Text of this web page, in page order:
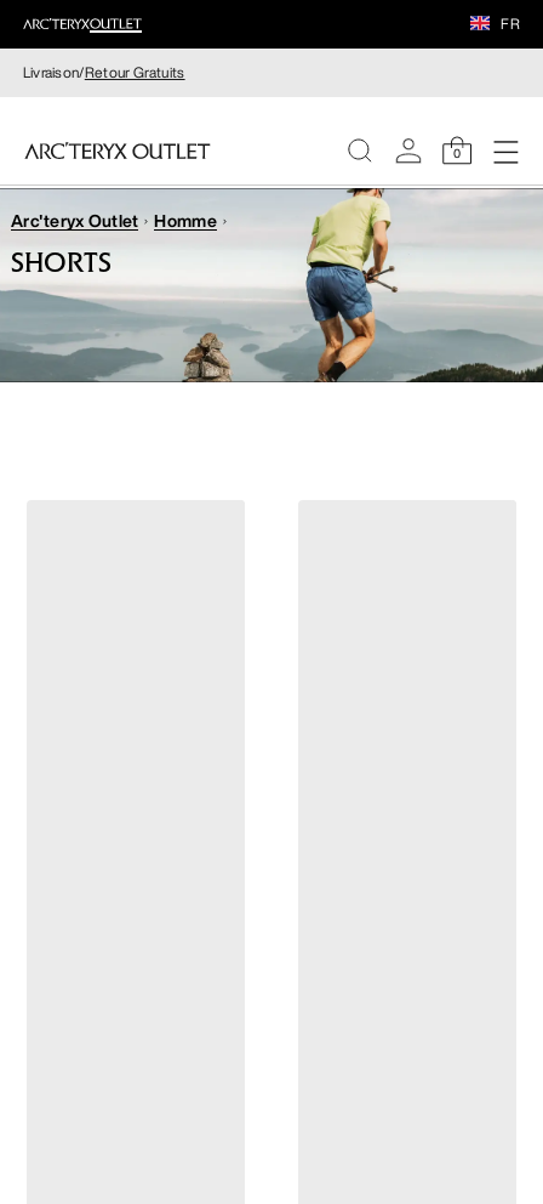
FR
Livraison/Retour Gratuits
0
FEMME
HOMME
Arc'teryx Outlet Homme
SHORTS